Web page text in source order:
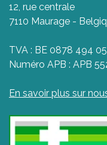
12, rue centrale
7110 Maurage -
TVA : BE 0878 494
Numéro APB : APB
En savoir plus sur